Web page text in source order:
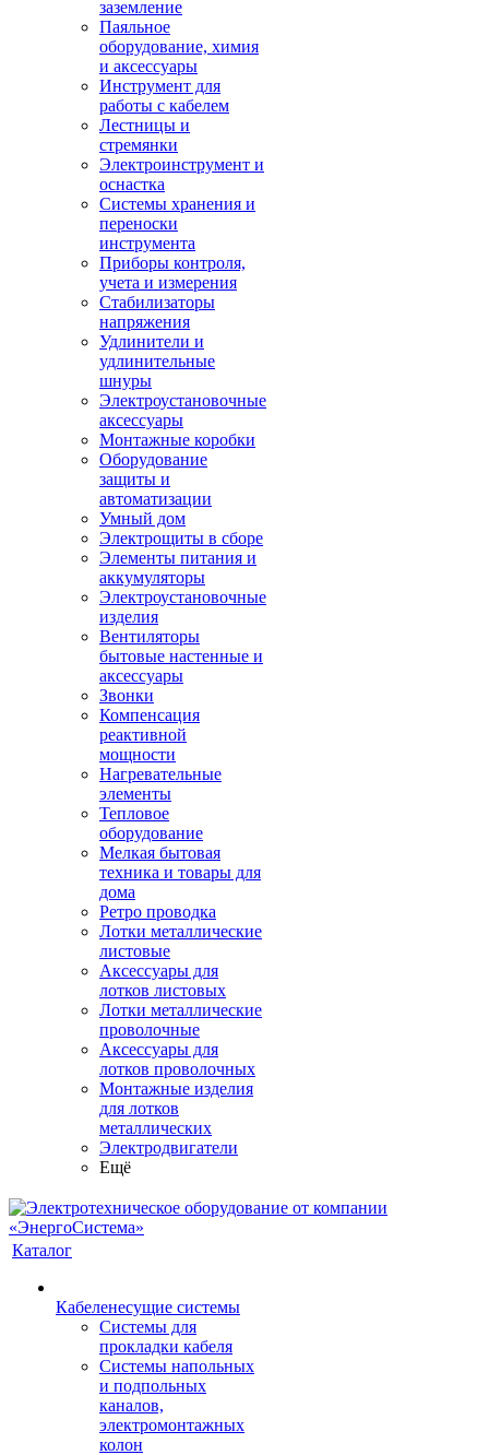
заземление
Паяльное
оборудование, химия
и аксессуары
Инструмент для
работы с кабелем
Лестницы и
стремянки
Электроинструмент и
оснастка
Системы хранения и
переноски
инструмента
Приборы контроля,
учета и измерения
Стабилизаторы
напряжения
Удлинители и
удлинительные
шнуры
Электроустановочные
аксессуары
Монтажные коробки
Оборудование
защиты и
автоматизации
Умный дом
Электрощиты в сборе
Элементы питания и
аккумуляторы
Электроустановочные
изделия
Вентиляторы
бытовые настенные и
аксессуары
Звонки
Компенсация
реактивной
мощности
Нагревательные
элементы
Тепловое
оборудование
Мелкая бытовая
техника и товары для
дома
Ретро проводка
Лотки металлические
листовые
Аксессуары для
лотков листовых
Лотки металлические
проволочные
Аксессуары для
лотков проволочных
Монтажные изделия
для лотков
металлических
Электродвигатели
Ещё
Каталог
Кабеленесущие системы
Системы для
прокладки кабеля
Системы напольных
и подпольных
каналов,
электромонтажных
колон